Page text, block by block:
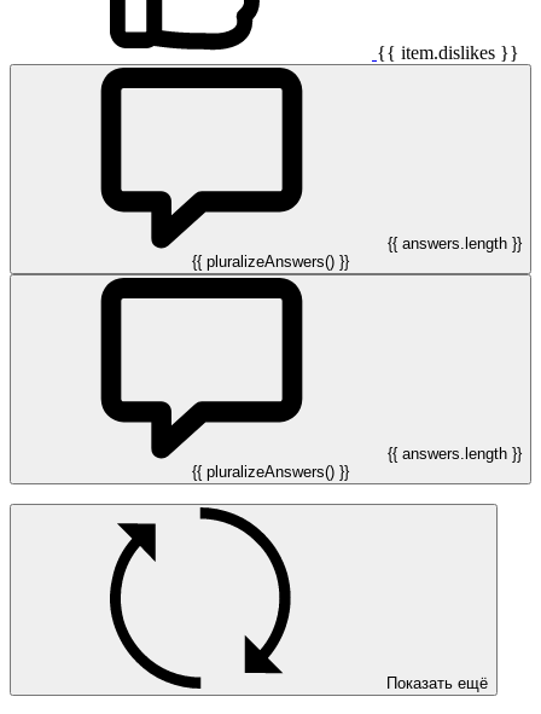
{{ item.dislikes }}
{{ answers.length }}
{{ pluralizeAnswers() }}
{{ answers.length }}
{{ pluralizeAnswers() }}
Показать ещё